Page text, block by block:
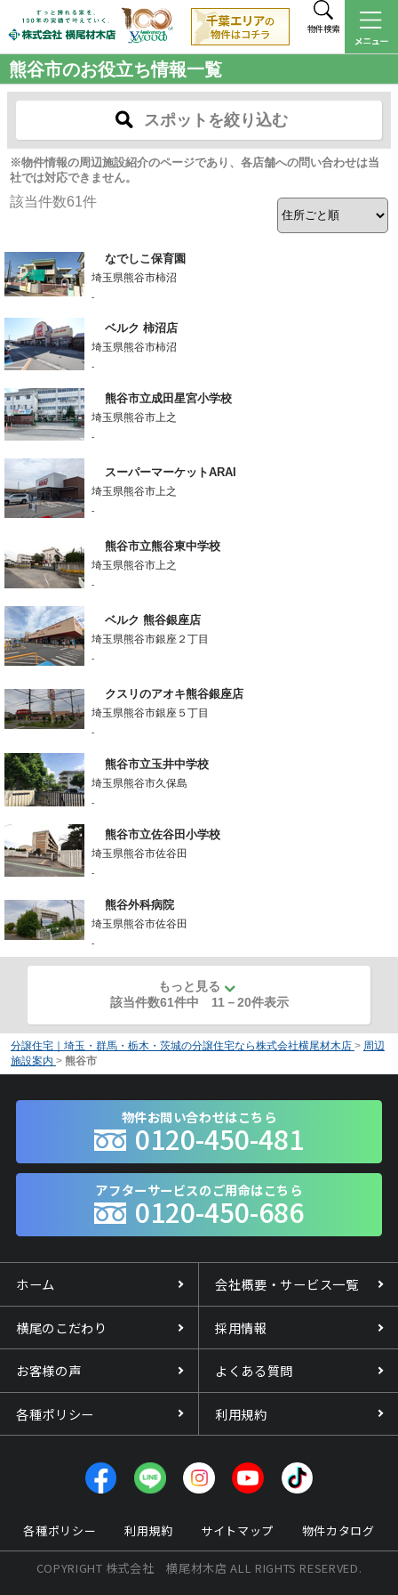
物件検索
熊谷市のお役立ち情報一覧
スポットを絞り込む
※物件情報の周辺施設紹介のページであり、各店舗への問い合わせは当
社では対応できません。
該当件数61件
なでしこ保育園
埼玉県熊谷市柿沼
-
ベルク 柿沼店
埼玉県熊谷市柿沼
-
熊谷市立成田星宮小学校
埼玉県熊谷市上之
-
スーパーマーケットARAI
埼玉県熊谷市上之
-
熊谷市立熊谷東中学校
埼玉県熊谷市上之
-
ベルク 熊谷銀座店
埼玉県熊谷市銀座２丁目
-
クスリのアオキ熊谷銀座店
埼玉県熊谷市銀座５丁目
-
熊谷市立玉井中学校
埼玉県熊谷市久保島
-
熊谷市立佐谷田小学校
埼玉県熊谷市佐谷田
-
熊谷外科病院
埼玉県熊谷市佐谷田
-
もっと見る
該当件数61件中 11 －20件表示
分譲住宅｜埼玉・群馬・栃木・茨城の分譲住宅なら株式会社横尾材木店 > 周辺
施設案内 > 熊谷市
物件お問い合わせはこちら
0120-450-481
アフターサービスのご用命はこちら
0120-450-686
ホーム 会社概要・サービス一覧
横尾のこだわり 採用情報
お客様の声 よくある質問
各種ポリシー 利用規約
各種ポリシー 利用規約 サイトマップ 物件カタログ
COPYRIGHT 株式会社 横尾材木店 ALL RIGHTS RESERVED.